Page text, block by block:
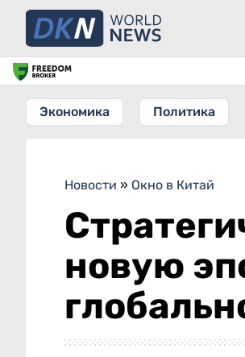
Экономика Политика
Новости » Окно в Китай
новую